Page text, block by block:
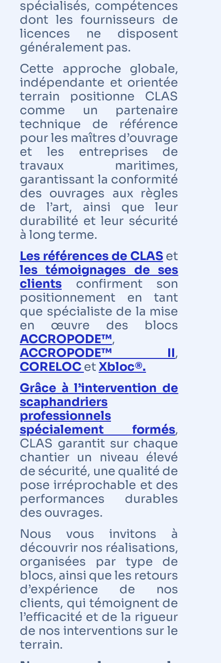
spécialisés, compétences
dont les fournisseurs de
licences ne disposent
généralement pas.
Cette approche globale,
indépendante et orientée
terrain positionne CLAS
comme un partenaire
technique de référence
pour les maîtres d’ouvrage
et les entreprises de
travaux maritimes,
garantissant la conformité
des ouvrages aux règles
de l’art, ainsi que leur
durabilité et leur sécurité
à long terme.
Les références de CLASet
les témoignages de ses
clients confirment son
positionnement en tant
que spécialiste de la mise
en œuvre des blocs
ACCROPODE™,
ACCROPODE™ II,
CORELOC etXbloc®.
Grâce à l’intervention de
scaphandriers
professionnels
spécialement formés,
CLAS garantit sur chaque
chantier un niveau élevé
de sécurité, une qualité de
pose irréprochable et des
performances durables
des ouvrages.
Nous vous invitons à
découvrir nos réalisations,
organisées par type de
blocs, ainsi que les retours
d’expérience de nos
clients, qui témoignent de
l’efficacité et de la rigueur
de nos interventions sur le
terrain.